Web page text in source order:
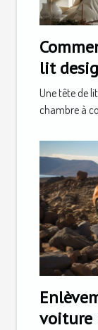
lit
Une tête de
chambre à
voiture